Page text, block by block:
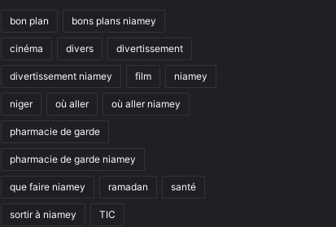
bon plan bons plans niamey
cinéma divers divertissement
divertissement niamey film niamey
niger où aller où aller niamey
pharmacie de garde
pharmacie de garde niamey
que faire niamey ramadan santé
sortir à niamey TIC